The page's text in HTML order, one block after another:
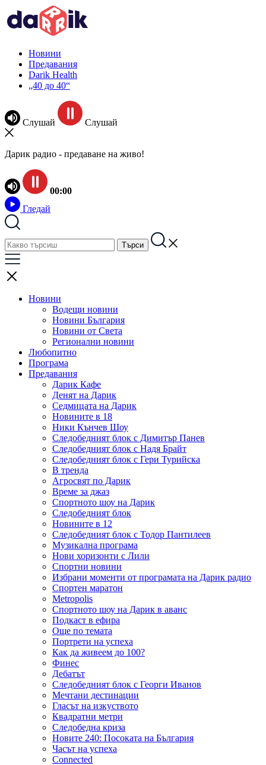
Новини
Предавания
Darik Health
„40 до 40“
Слушай Слушай
Дарик радио - предаване на живо!
00:00
Гледай
Новини
Водещи новини
Новини България
Новини от Света
Регионални новини
Любопитно
Програма
Предавания
Дарик Кафе
Денят на Дарик
Седмицата на Дарик
Новините в 18
Ники Кънчев Шоу
Следобедният блок с Димитър Панев
Следобедният блок с Надя Брайт
Следобедният блок с Гери Турийска
В тренда
Агросвят по Дарик
Време за джаз
Спортното шоу на Дарик
Следобедният блок
Новините в 12
Следобедният блок с Тодор Пантилеев
Музикална програма
Нови хоризонти с Лили
Спортни новини
Избрани моменти от програмата на Дарик радио
Спортен маратон
Metropolis
Спортното шоу на Дарик в аванс
Подкаст в ефира
Още по темата
Портрети на успеха
Как да живеем до 100?
Финес
Дебатът
Следобедният блок с Георги Иванов
Мечтани дестинации
Гласът на изкуството
Квадратни метри
Следобедна криза
Новите 240: Посоката на България
Часът на успеха
Connected